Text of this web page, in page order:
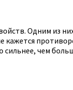
Одним из
сильнее, чем